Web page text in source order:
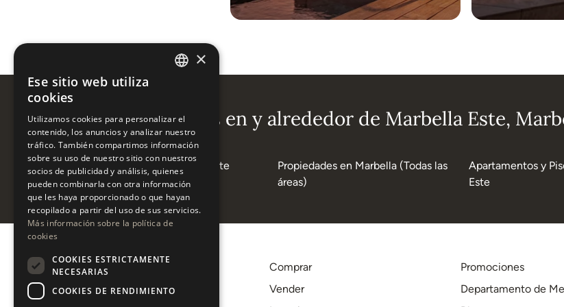
Áreas populares en y alrededor de Marbella Este,
Propiedades en Marbella Este
Propiedades en Marbella (Todas las
áreas)
Apartamentos y
Este
+34 620 12 56 00
Comprar
Vender
Promociones
Departamento de
×
Ese sitio web utiliza
cookies
Utilizamos cookies para personalizar el
contenido, los anuncios y analizar nuestro
tráfico. También compartimos información
sobre su uso de nuestro sitio con nuestros
socios de publicidad y análisis, quienes
pueden combinarla con otra información
que les haya proporcionado o que hayan
recopilado a partir del uso de sus servicios.
Más información sobre la política de
cookies
COOKIES ESTRICTAMENTE
NECESARIAS
COOKIES DE RENDIMIENTO